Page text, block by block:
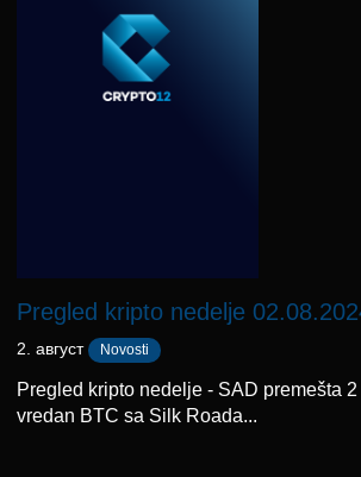
Pregled kripto nedelje
2. август Novosti
Pregled kripto nedelje - SAD premešta
vredan BTC sa Silk Roada...